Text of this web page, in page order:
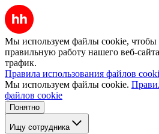
Мы используем файлы cookie, чтобы
правильную работу нашего веб-
трафик.
Правила использования файлов
Мы используем файлы cookie.
файлов cookie
Понятно
Ищу сотрудника